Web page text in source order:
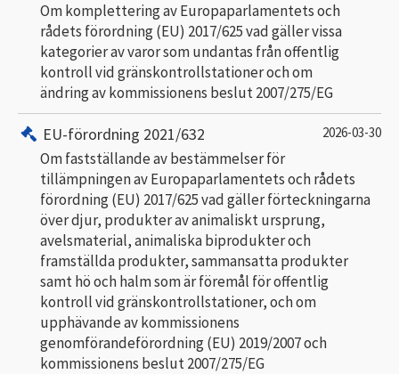
Om komplettering av Europaparlamentets och
rådets förordning (EU) 2017/625 vad gäller vissa
kategorier av varor som undantas från offentlig
kontroll vid gränskontrollstationer och om
ändring av kommissionens beslut 2007/275/EG
EU-förordning 2021/632 2026-03-30
Om fastställande av bestämmelser för
tillämpningen av Europaparlamentets och rådets
förordning (EU) 2017/625 vad gäller förteckningarna
över djur, produkter av animaliskt ursprung,
avelsmaterial, animaliska biprodukter och
framställda produkter, sammansatta produkter
samt hö och halm som är föremål för offentlig
kontroll vid gränskontrollstationer, och om
upphävande av kommissionens
genomförandeförordning (EU) 2019/2007 och
kommissionens beslut 2007/275/EG